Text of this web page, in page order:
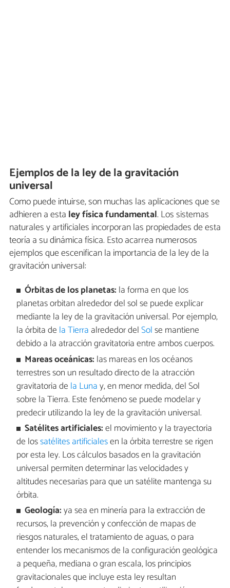
Ejemplos de la ley de la gravitación
universal
Como puede intuirse, son muchas las aplicaciones que se
adhieren a esta ley física fundamental. Los sistemas
naturales y artificiales incorporan las propiedades de esta
teoría a su dinámica física. Esto acarrea numerosos
ejemplos que escenifican la importancia de la ley de la
gravitación universal:
Órbitas de los planetas: la forma en que los
planetas orbitan alrededor del sol se puede explicar
mediante la ley de la gravitación universal. Por ejemplo,
la órbita de la Tierra alrededor delSolse mantiene
debido a la atracción gravitatoria entre ambos cuerpos.
Mareas oceánicas: las mareas en los océanos
terrestres son un resultado directo de la atracción
gravitatoria de la Lunay, en menor medida, del Sol
sobre la Tierra. Este fenómeno se puede modelar y
predecir utilizando la ley de la gravitación universal.
Satélites artificiales:el movimiento y la trayectoria
de lossatélites artificialesen la órbita terrestre se rigen
por esta ley. Los cálculos basados en la gravitación
universal permiten determinar las velocidades y
altitudes necesarias para que un satélite mantenga su
órbita.
Geología:ya sea en minería para la extracción de
recursos, la prevención y confección de mapas de
riesgos naturales, el tratamiento de aguas, o para
entender los mecanismos de la configuración geológica
a pequeña, mediana o gran escala, los principios
gravitacionales que incluye esta ley resultan